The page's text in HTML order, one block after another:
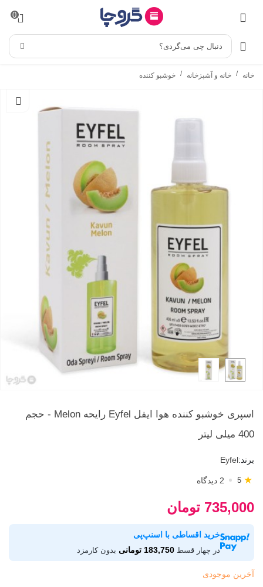
0
دنبال چی می‌گردی؟
خانه / خانه و آشپزخانه / خوشبو کننده
اسپری خوشبو کننده هوا ایفل Eyfel رایحه Melon - حجم
400 میلی لیتر
برند:Eyfel
5 ★ 2 دیدگاه
735,000 تومان
خرید اقساطی با اسنپ‌پی
در چهار قسط 183,750 تومانی بدون کارمزد
آخرین موجودی